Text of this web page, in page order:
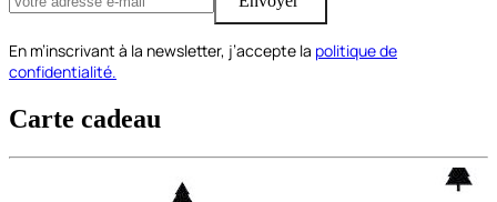
En m’inscrivant à la newsletter, j’accepte la politique de
confidentialité.
Carte cadeau